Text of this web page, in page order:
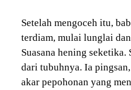
Setelah mengoceh itu,
terdiam, mulai lunglai
Suasana hening
dari tubuhnya. Ia
akar pepohonan yang